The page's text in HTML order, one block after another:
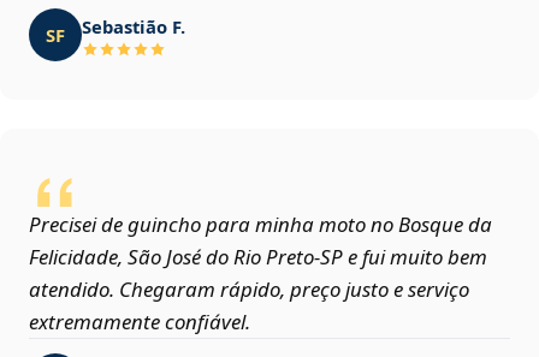
SF Sebastião F.
Precisei de guincho para minha moto no Bosque da
Felicidade, São José do Rio Preto‑SP e fui muito bem
atendido. Chegaram rápido, preço justo e serviço
extremamente confiável.